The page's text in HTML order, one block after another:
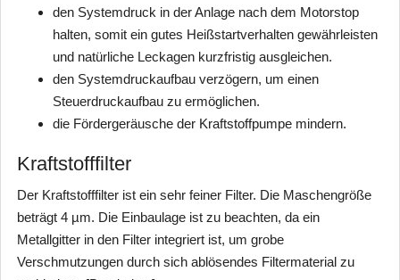
den Systemdruck in der Anlage nach dem Motorstop
halten, somit ein gutes Heißstartverhalten gewährleisten
und natürliche Leckagen kurzfristig ausgleichen.
den Systemdruckaufbau verzögern, um einen
Steuerdruckaufbau zu ermöglichen.
die Fördergeräusche der Kraftstoffpumpe mindern.
Kraftstofffilter
Der Kraftstofffilter ist ein sehr feiner Filter. Die Maschengröße
beträgt 4 µm. Die Einbaulage ist zu beachten, da ein
Metallgitter in den Filter integriert ist, um grobe
Verschmutzungen durch sich ablösendes Filtermaterial zu